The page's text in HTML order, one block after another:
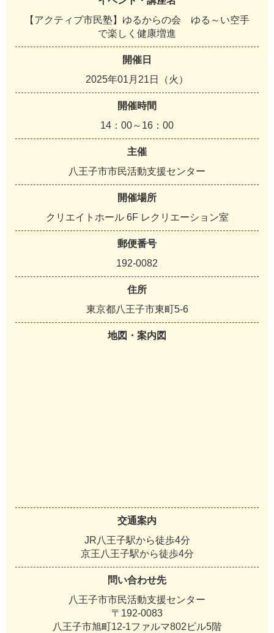
【アクティブ市民塾】ゆるからの会 ゆる～い空手
で楽しく健康増進
開催日
2025年01月21日（火）
開催時間
14：00～16：00
主催
八王子市市民活動支援センター
開催場所
クリエイトホール 6F レクリエーション室
郵便番号
192-0082
住所
東京都八王子市東町5-6
地図・案内図
交通案内
JR八王子駅から徒歩4分
京王八王子駅から徒歩4分
問い合わせ先
八王子市市民活動支援センター
〒192-0083
八王子市旭町12-1ファルマ802ビル5階